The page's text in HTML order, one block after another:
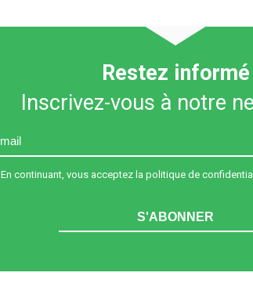
Restez informé
Inscrivez-vous à notre
En continuant, vous acceptez la politique de